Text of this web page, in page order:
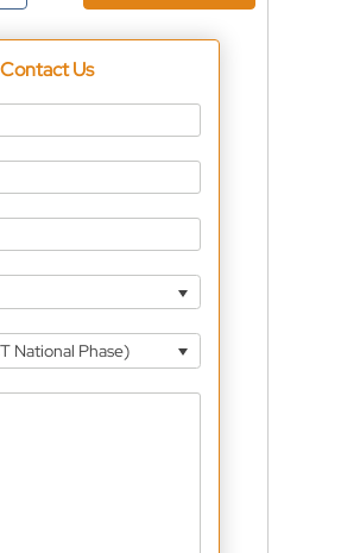
Contact Us
National Phase)